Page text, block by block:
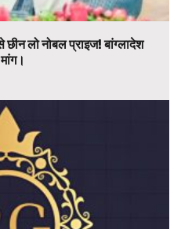
लो नोबल प्राइज! बांग्लादेश